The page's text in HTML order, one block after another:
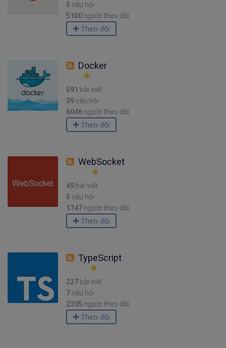
5 câu hỏi
5100 người theo dõi
Theo dõi
Docker
591 bài viết
39 câu hỏi
6046 người theo dõi
Theo dõi
WebSocket
49 bài viết
5 câu hỏi
1747 người theo dõi
Theo dõi
TypeScript
227 bài viết
7 câu hỏi
2305 người theo dõi
Theo dõi